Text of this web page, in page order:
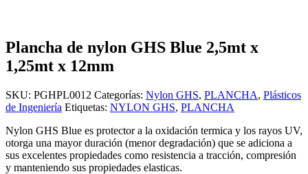
Plancha de nylon GHS Blue 2,5mt x
1,25mt x 12mm
SKU: PGHPL0012 Categorías: Nylon GHS, PLANCHA, Plásticos
de Ingeniería Etiquetas: NYLON GHS, PLANCHA
Nylon GHS Blue es protector a la oxidación termica y los rayos UV,
otorga una mayor duración (menor degradación) que se adiciona a
sus excelentes propiedades como resistencia a tracción, compresión
y manteniendo sus propiedades elasticas.